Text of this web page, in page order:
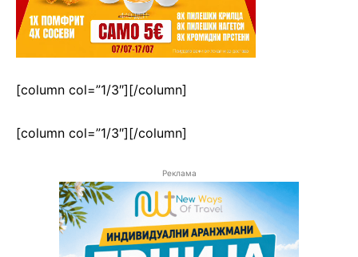
[column col=”1/3″][/column]
[column col=”1/3″][/column]
Реклама